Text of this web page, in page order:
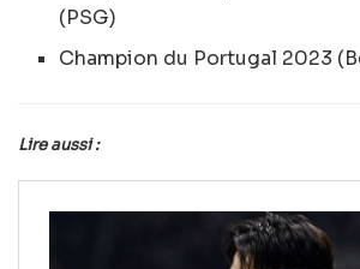
(PSG)
Champion du Portugal 2023
Lire aussi :